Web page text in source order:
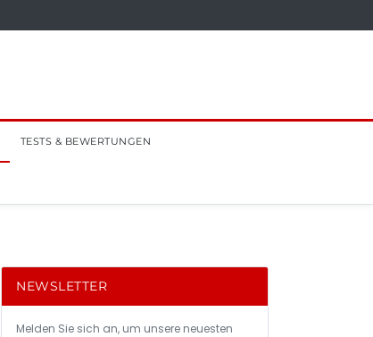
TESTS & BEWERTUNGEN
NEWSLETTER
Melden Sie sich an, um unsere neuesten